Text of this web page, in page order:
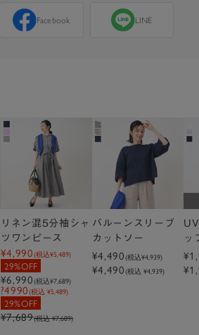
Facebook LINE
リネン混5分袖シャ
ツワンピース
¥4,990(税込¥5,489)
29%OFF
¥6,990(税込¥7,689)
?4990(税込 ¥5,489)
29%OFF
¥7,689(税込 ¥7,689)
バルーンスリーブ
カットソー
¥4,490(税込¥4,939)
¥4,490(税込 ¥4,939)
ッ